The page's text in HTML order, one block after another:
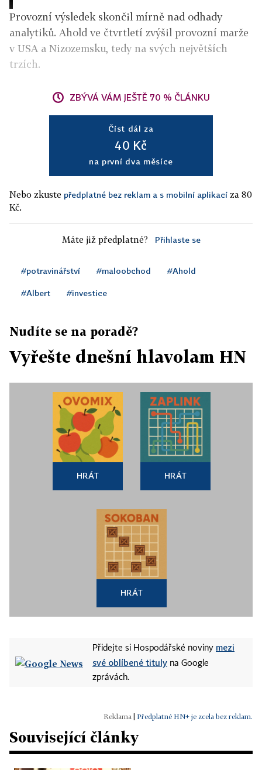
Provozní výsledek skončil mírně nad odhady
analytiků. Ahold ve čtvrtletí zvýšil provozní marže
v USA a Nizozemsku, tedy na svých největších
trzích.
ZBÝVÁ VÁM JEŠTĚ 70 % ČLÁNKU
Číst dál za
40 Kč
na první dva měsíce
Nebo zkuste předplatné bez reklam a s mobilní aplikací za 80
Kč.
Máte již předplatné? Přihlaste se
#potravinářství #maloobchod #Ahold
#Albert #investice
Nudíte se na poradě?
Vyřešte dnešní hlavolam HN
HRÁT HRÁT
HRÁT
Přidejte si Hospodářské noviny mezi
své oblíbené tituly na Google
zprávách.
Předplatné HN+ je zcela bez reklam.
Související články